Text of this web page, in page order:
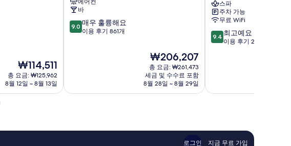
현
재
요
₩114,511
총 요금: ₩125,962
8월 12일 ~ 8월 13일
호
텔
긴
자
바
10
점
우
요,
9.0 매우 훌륭해요
이용 후기 861개
현
재
요
금
₩206,207
₩206,207
총 요금: ₩261,473
세금 및 수수료 포함
8월 28일 ~ 8월 29일
크
타
워
도
쿄
트,
스파
주차 가능
무료 WiFi
10
점
최
이
용
9.4 최고예요
이용 후기 2,696개
로그인 지금 무료 가입